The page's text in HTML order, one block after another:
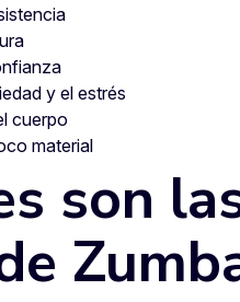
y el estrés
cuerpo
material
son